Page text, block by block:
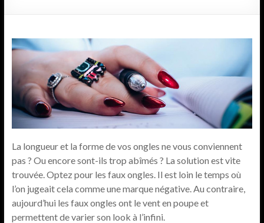
La longueur et la forme de vos ongles ne vous conviennent
pas ? Ou encore sont-ils trop abîmés ? La solution est vite
trouvée. Optez pour les faux ongles. Il est loin le temps où
l’on jugeait cela comme une marque négative. Au contraire,
aujourd’hui les faux ongles ont le vent en poupe et
permettent de varier son look à l’infini.